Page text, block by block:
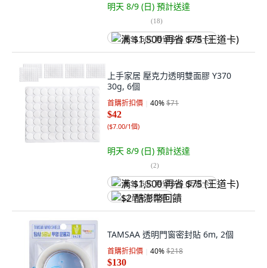
明天 8/9 (日) 預計送達
(18)
满 $1,500 再省 $75 (王道卡)
上手家居 壓克力透明雙面膠 Y370
30g, 6個
首購折扣價 40%$71
$42
($7.00/1個)
明天 8/9 (日) 預計送達
(2)
满 $1,500 再省 $75 (王道卡)
$2 酷澎幣回饋
TAMSAA 透明門窗密封貼 6m, 2個
首購折扣價 40%$218
$130